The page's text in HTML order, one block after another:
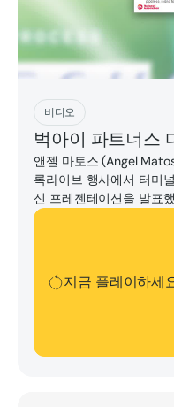
비디오
벅아이 파트너스
앤젤 마토스 (Angel
록라이브 행사에서 터미
신 프레젠테이션을 발표
지금 플레이하세
지금 플레이하세요
지금 플레이하세요